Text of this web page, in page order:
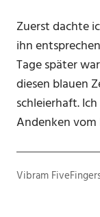
Zuerst dachte
ihn
Tage später
diesen blauen
schleierhaft.
Andenken vom
Vibram